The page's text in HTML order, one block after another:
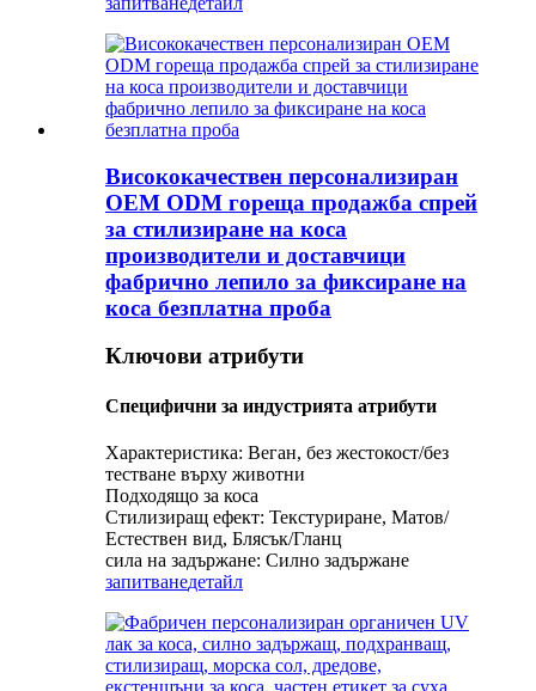
Висококачествен персонализиран
OEM ODM гореща продажба спрей
за стилизиране на коса
производители и доставчици
фабрично лепило за фиксиране на
коса безплатна проба
Ключови атрибути
Специфични за индустрията атрибути
Характеристика: Веган, без жестокост/без
тестване върху животни
Подходящо за коса
Стилизиращ ефект: Текстуриране, Матов/
Естествен вид, Блясък/Гланц
сила на задържане: Силно задържане
запитванедетайл